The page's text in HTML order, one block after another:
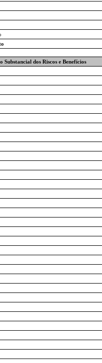
dos Riscos e Benefícios